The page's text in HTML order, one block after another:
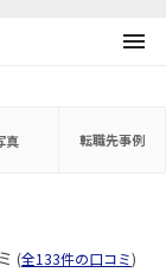
真 転職先事例
(全133件の口コミ)